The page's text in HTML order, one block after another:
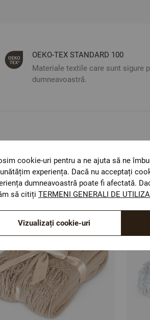
ОЕКО-ТЕX STANDARD 100
Materiale textile care sunt sigure
dumneavoastră.
Optiuni de a
cookie-uri pentru a ne ajuta să ne
experiența. Dacă nu acceptați
dumneavoastră poate fi afectată.
să citiți TERMENI GENERALI DE
Vizualizați cookie-uri